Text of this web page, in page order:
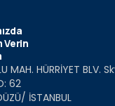
Verin
MAH. HÜRRİYET
62
İSTANBUL